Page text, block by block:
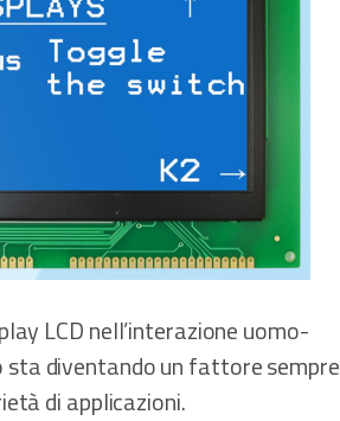
LCD nell’interazione uomo-
sta diventando un fattore sempre
di applicazioni.